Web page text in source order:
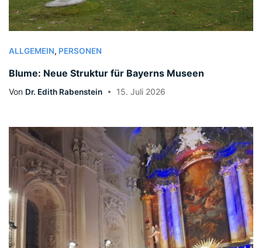
ALLGEMEIN, PERSONEN
Blume: Neue Struktur für Bayerns Museen
Von Dr. Edith Rabenstein 15. Juli 2026